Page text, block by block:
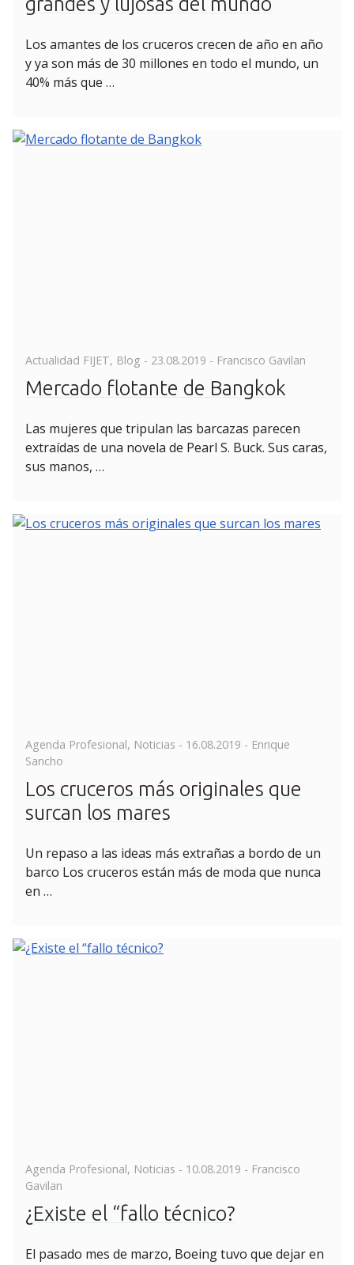
Los amantes de los cruceros crecen de año en año
y ya son más de 30 millones en todo el mundo, un
40% más que …
Actualidad FIJET, Blog - Posted
23.08.2019 - Francisco Gavilan
Mercado flotante de Bangkok
Las mujeres que tripulan las barcazas parecen
extraídas de una novela de Pearl S. Buck. Sus caras,
sus manos, …
Agenda Profesional, Noticias - Posted
16.08.2019 - Enrique
Sancho
Los cruceros más originales que
surcan los mares
Un repaso a las ideas más extrañas a bordo de un
barco Los cruceros están más de moda que nunca
en …
Agenda Profesional, Noticias - Posted
10.08.2019 - Francisco
Gavilan
¿Existe el “fallo técnico?
El pasado mes de marzo, Boeing tuvo que dejar en